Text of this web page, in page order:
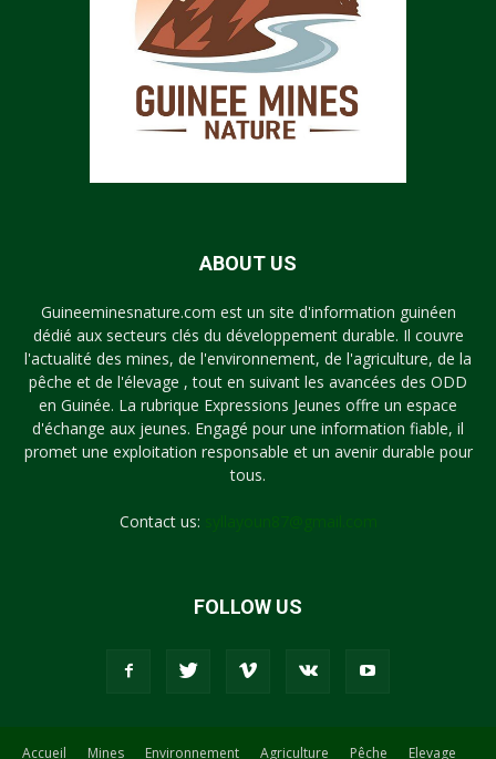
ABOUT US
Guineeminesnature.com est un site d'information guinéen
dédié aux secteurs clés du développement durable. Il couvre
l'actualité des mines, de l'environnement, de l'agriculture, de la
pêche et de l'élevage , tout en suivant les avancées des ODD
en Guinée. La rubrique Expressions Jeunes offre un espace
d'échange aux jeunes. Engagé pour une information fiable, il
promet une exploitation responsable et un avenir durable pour
tous.
Contact us:
FOLLOW US
Accueil Mines Environnement Agriculture Pêche Elevage